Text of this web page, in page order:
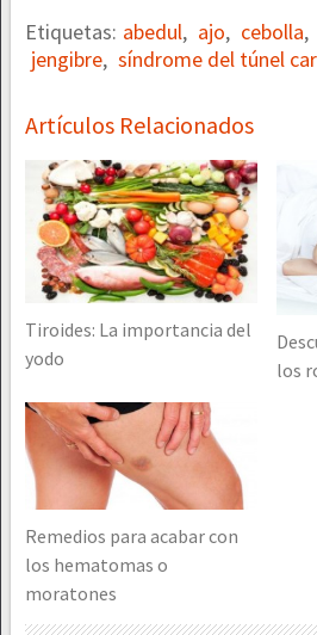
Etiquetas: abedul, ajo, cebolla,
jengibre, síndrome del túnel
Artículos Relacionados
Tiroides: La importancia del
yodo
los
Remedios para acabar con
los hematomas o
moratones